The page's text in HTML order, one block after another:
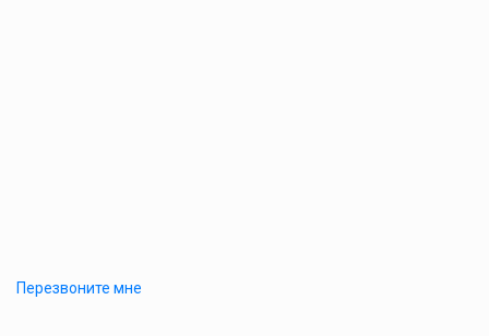
Перезвоните мне